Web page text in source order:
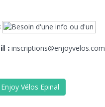
: inscriptions@enjoyvelos.com
Vélos Epinal